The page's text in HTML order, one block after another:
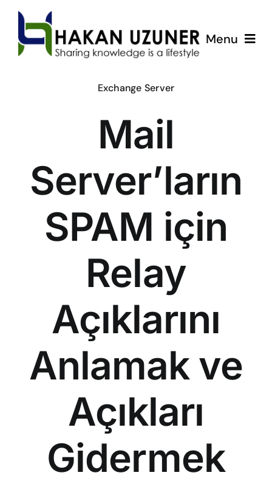
content
Menu
ÇözümPark
Eğitimlerim
İletişim
Exchange Server
Mail
Server’ların
SPAM için
Relay
Açıklarını
Anlamak ve
Açıkları
Gidermek